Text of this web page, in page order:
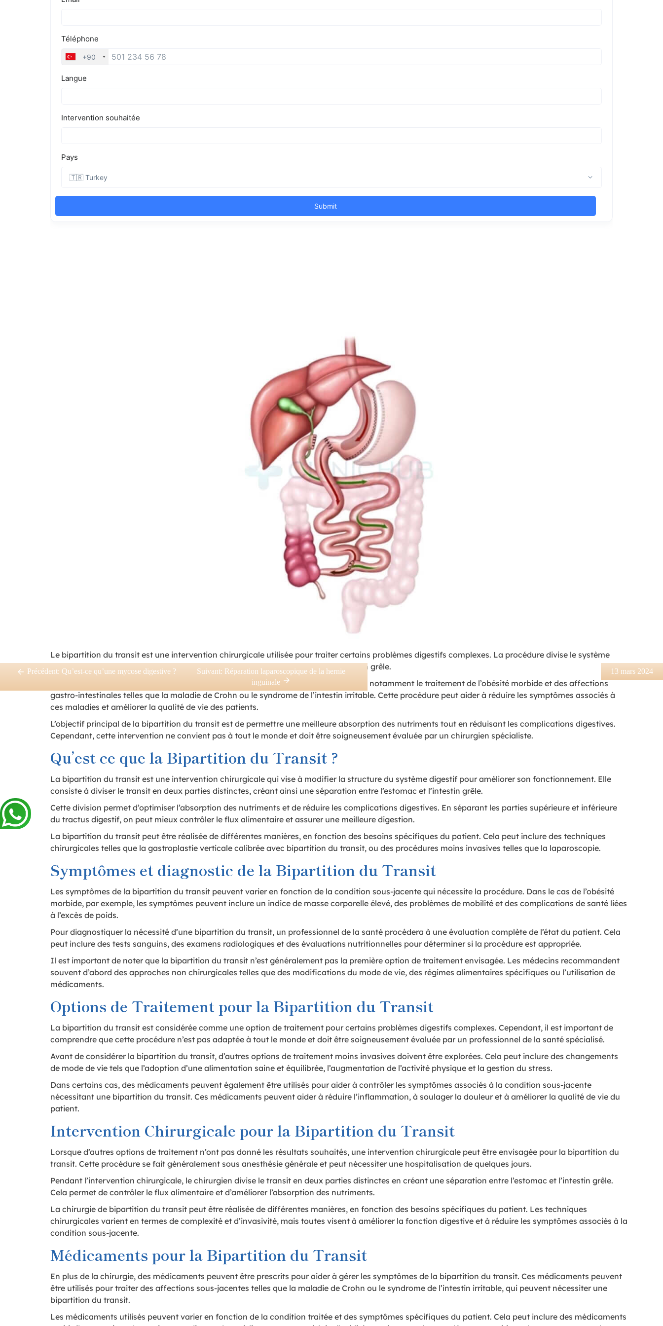
13 mars 2024
Précédent: Qu’est-ce qu’une mycose digestive ? Suivant: Réparation laparoscopique de la hernie
inguinale
Le bipartition du transit est une intervention chirurgicale utilisée pour traiter certains problèmes digestifs complexes. La procédure divise le système
digestif en deux parties distinctes, créant une séparation entre l’estomac et l’intestin grêle.
Le bipartition du transit peut être recommandé pour diverses indications médicales, notamment le traitement de l’obésité morbide et des affections
gastro-intestinales telles que la maladie de Crohn ou le syndrome de l’intestin irritable. Cette procédure peut aider à réduire les symptômes associés à
ces maladies et améliorer la qualité de vie des patients.
L’objectif principal de la bipartition du transit est de permettre une meilleure absorption des nutriments tout en réduisant les complications digestives.
Cependant, cette intervention ne convient pas à tout le monde et doit être soigneusement évaluée par un chirurgien spécialiste.
Qu’est ce que la Bipartition du Transit ?
La bipartition du transit est une intervention chirurgicale qui vise à modifier la structure du système digestif pour améliorer son fonctionnement. Elle
consiste à diviser le transit en deux parties distinctes, créant ainsi une séparation entre l’estomac et l’intestin grêle.
Cette division permet d’optimiser l’absorption des nutriments et de réduire les complications digestives. En séparant les parties supérieure et inférieure
du tractus digestif, on peut mieux contrôler le flux alimentaire et assurer une meilleure digestion.
La bipartition du transit peut être réalisée de différentes manières, en fonction des besoins spécifiques du patient. Cela peut inclure des techniques
chirurgicales telles que la gastroplastie verticale calibrée avec bipartition du transit, ou des procédures moins invasives telles que la laparoscopie.
Symptômes et diagnostic de la Bipartition du Transit
Les symptômes de la bipartition du transit peuvent varier en fonction de la condition sous-jacente qui nécessite la procédure. Dans le cas de l’obésité
morbide, par exemple, les symptômes peuvent inclure un indice de masse corporelle élevé, des problèmes de mobilité et des complications de santé liées
à l’excès de poids.
Pour diagnostiquer la nécessité d’une bipartition du transit, un professionnel de la santé procédera à une évaluation complète de l’état du patient. Cela
peut inclure des tests sanguins, des examens radiologiques et des évaluations nutritionnelles pour déterminer si la procédure est appropriée.
Il est important de noter que la bipartition du transit n’est généralement pas la première option de traitement envisagée. Les médecins recommandent
souvent d’abord des approches non chirurgicales telles que des modifications du mode de vie, des régimes alimentaires spécifiques ou l’utilisation de
médicaments.
Options de Traitement pour la Bipartition du Transit
La bipartition du transit est considérée comme une option de traitement pour certains problèmes digestifs complexes. Cependant, il est important de
comprendre que cette procédure n’est pas adaptée à tout le monde et doit être soigneusement évaluée par un professionnel de la santé spécialisé.
Avant de considérer la bipartition du transit, d’autres options de traitement moins invasives doivent être explorées. Cela peut inclure des changements
de mode de vie tels que l’adoption d’une alimentation saine et équilibrée, l’augmentation de l’activité physique et la gestion du stress.
Dans certains cas, des médicaments peuvent également être utilisés pour aider à contrôler les symptômes associés à la condition sous-jacente
nécessitant une bipartition du transit. Ces médicaments peuvent aider à réduire l’inflammation, à soulager la douleur et à améliorer la qualité de vie du
patient.
Intervention Chirurgicale pour la Bipartition du Transit
Lorsque d’autres options de traitement n’ont pas donné les résultats souhaités, une intervention chirurgicale peut être envisagée pour la bipartition du
transit. Cette procédure se fait généralement sous anesthésie générale et peut nécessiter une hospitalisation de quelques jours.
Pendant l’intervention chirurgicale, le chirurgien divise le transit en deux parties distinctes en créant une séparation entre l’estomac et l’intestin grêle.
Cela permet de contrôler le flux alimentaire et d’améliorer l’absorption des nutriments.
La chirurgie de bipartition du transit peut être réalisée de différentes manières, en fonction des besoins spécifiques du patient. Les techniques
chirurgicales varient en termes de complexité et d’invasivité, mais toutes visent à améliorer la fonction digestive et à réduire les symptômes associés à la
condition sous-jacente.
Médicaments pour la Bipartition du Transit
En plus de la chirurgie, des médicaments peuvent être prescrits pour aider à gérer les symptômes de la bipartition du transit. Ces médicaments peuvent
être utilisés pour traiter des affections sous-jacentes telles que la maladie de Crohn ou le syndrome de l’intestin irritable, qui peuvent nécessiter une
bipartition du transit.
Les médicaments utilisés peuvent varier en fonction de la condition traitée et des symptômes spécifiques du patient. Cela peut inclure des médicaments